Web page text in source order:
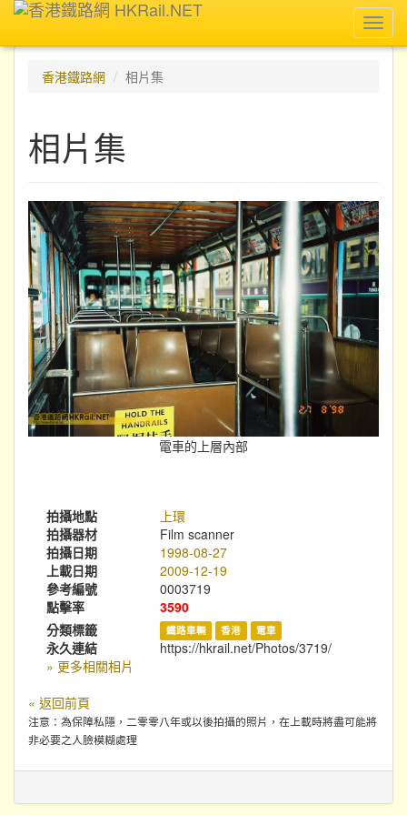
香港鐵路網
相片集
相片集
電車的上層內部
拍攝地點
上環
拍攝器材
Film scanner
拍攝日期
1998-08-27
上載日期
2009-12-19
參考編號
0003719
點擊率
3590
分類標籤
鐵路車輛 香港 電車
永久連結
https://hkrail.net/Photos/3719/
» 更多相關相片
« 返回前頁
注意：為保障私隱，二零零八年或以後拍攝的照片，在上載時將盡可能將
非必要之人臉模糊處理